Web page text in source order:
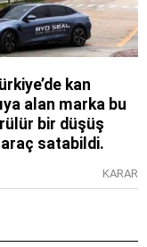
kan
alan marka bu
bir düşüş
satabildi.
KARAR